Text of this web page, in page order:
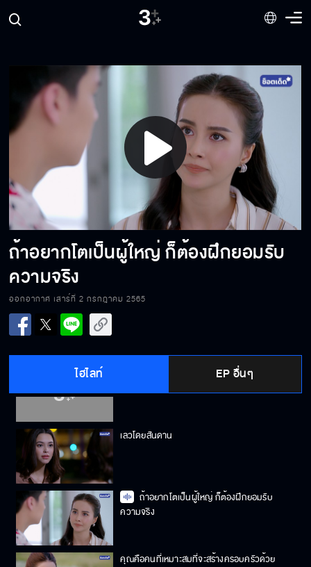
Play
Video
ถ้าอยากโตเป็นผู้ใหญ่ ก็ต้องฝึกยอมรับ
ความจริง
ออกอากาศ เสาร์ที่ 2 กรกฎาคม 2565
ไฮไลท์ EP อื่นๆ
เป็นเพื่อนกับคนที่รักไม่ได้
ระหว่างเราให้มันจบแค่นี้เถอะ
เธอน่าจะมีปัญหากับคำว่าความดี
ห้ามประจบ ห้ามตอแหล ห้ามอ่อย
ความชื่นชมเปลี่ยนเป็นความอิจฉา
เลวโดยสันดาน
ถ้าอยากโตเป็นผู้ใหญ่ ก็ต้องฝึกยอมรับ
ความจริง
คุณคือคนที่เหมาะสมที่จะสร้างครอบครัวด้วย